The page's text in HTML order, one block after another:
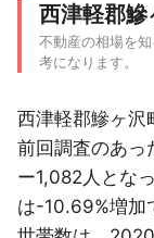
西津軽郡
不動産の相場を
考になります。
西津軽郡鰺ヶ沢
前回調査のあっ
ー1,082人とな
は-10.69%増加